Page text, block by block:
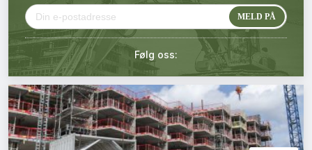
Kontakt oss
Login
Følg oss: